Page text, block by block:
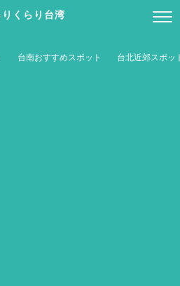
くらり台湾
台南おすすめスポット 台北近郊スポッ